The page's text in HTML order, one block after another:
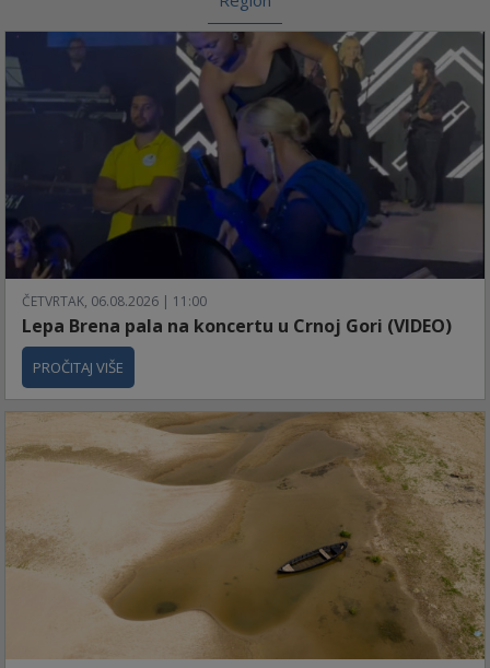
ČETVRTAK, 06.08.2026 | 11:00
Lepa Brena pala na koncertu u Crnoj Gori (VIDEO)
PROČITAJ VIŠE